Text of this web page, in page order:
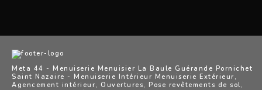
Meta 44 - Menuiserie Menuisier La Baule Guérande Pornichet
Saint Nazaire - Menuiserie Intérieur Menuiserie Extérieur,
Agencement intérieur, Ouvertures, Pose revêtements de sol,